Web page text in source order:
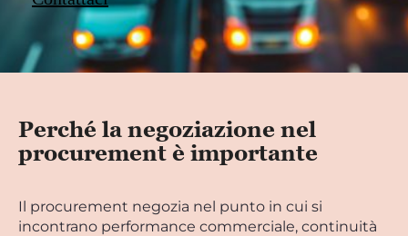
Perché la negoziazione nel
procurement è importante
Il procurement negozia nel punto in cui si
incontrano performance commerciale, continuità